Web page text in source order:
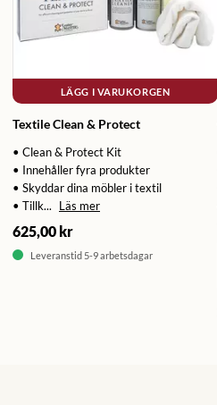
LÄGG I VARUKORGEN
Textile Clean & Protect
• Clean & Protect Kit
• Innehåller fyra produkter
• Skyddar dina möbler i textil
• Tillk...
Läs mer
625,00 kr
Leveranstid 5-9 arbetsdagar